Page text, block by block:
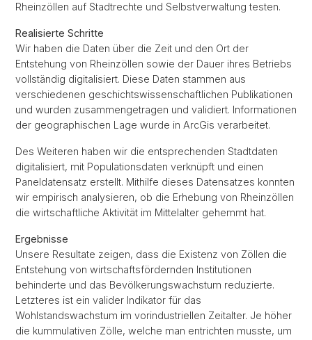
Rheinzöllen auf Stadtrechte und Selbstverwaltung testen.
Realisierte Schritte
Wir haben die Daten über die Zeit und den Ort der
Entstehung von Rheinzöllen sowie der Dauer ihres Betriebs
vollständig digitalisiert. Diese Daten stammen aus
verschiedenen geschichtswissenschaftlichen Publikationen
und wurden zusammengetragen und validiert. Informationen
der geographischen Lage wurde in ArcGis verarbeitet.
Des Weiteren haben wir die entsprechenden Stadtdaten
digitalisiert, mit Populationsdaten verknüpft und einen
Paneldatensatz erstellt. Mithilfe dieses Datensatzes konnten
wir empirisch analysieren, ob die Erhebung von Rheinzöllen
die wirtschaftliche Aktivität im Mittelalter gehemmt hat.
Ergebnisse
Unsere Resultate zeigen, dass die Existenz von Zöllen die
Entstehung von wirtschaftsfördernden Institutionen
behinderte und das Bevölkerungswachstum reduzierte.
Letzteres ist ein valider Indikator für das
Wohlstandswachstum im vorindustriellen Zeitalter. Je höher
die kummulativen Zölle, welche man entrichten musste, um